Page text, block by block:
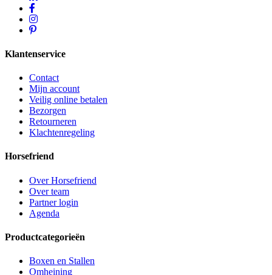
Klantenservice
Contact
Mijn account
Veilig online betalen
Bezorgen
Retourneren
Klachtenregeling
Horsefriend
Over Horsefriend
Over team
Partner login
Agenda
Productcategorieën
Boxen en Stallen
Omheining